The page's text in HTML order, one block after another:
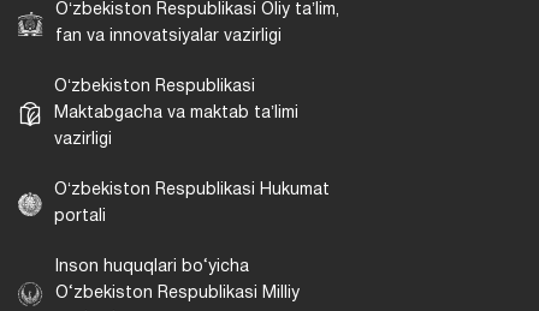
Oʻzbekiston Respublikasi Oliy taʼlim,
fan va innovatsiyalar vazirligi
Oʻzbekiston Respublikasi
Maktabgacha va maktab taʼlimi
vazirligi
Oʻzbekiston Respublikasi Hukumat
portali
Inson huquqlari bo‘yicha
O‘zbekiston Respublikasi Milliy